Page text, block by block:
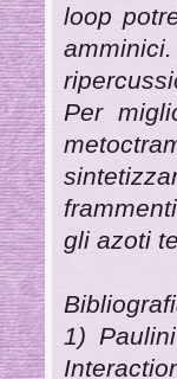
loop
Per
gli azoti
1)